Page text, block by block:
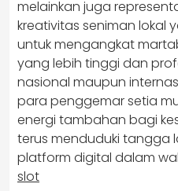
melainkan juga
kreativitas seniman lokal
untuk mengangkat
yang lebih tinggi dan
nasional maupun
para penggemar setia
energi tambahan bagi
terus menduduki tangga
platform digital dalam
slot